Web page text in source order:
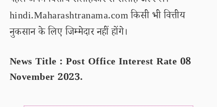
hindi.Maharashtranama.com किसी भी वित्तीय
नुकसान के लिए जिम्मेदार नहीं होंगे।
News Title : Post Office Interest Rate 08
November 2023.